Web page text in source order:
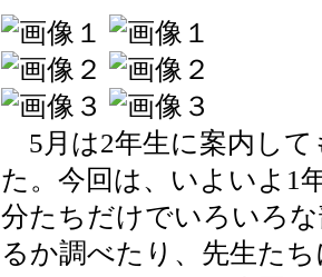
5月は2年生に案内して
た。今回は、いよいよ1
分たちだけでいろいろ
るか調べたり、先生た